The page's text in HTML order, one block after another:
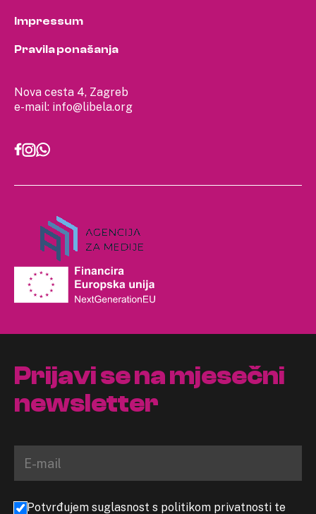
Nova cesta 4, Zagreb
e-mail: info@libela.org
Impressum
Pravila ponašanja
Prijavi se na mjesečni
newsletter
Potvrđujem suglasnost s politikom privatnosti te